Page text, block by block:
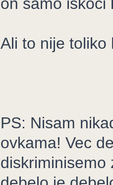
Ali to nije toliko
PS: Nisam
ovkama! Vec
diskriminisemo